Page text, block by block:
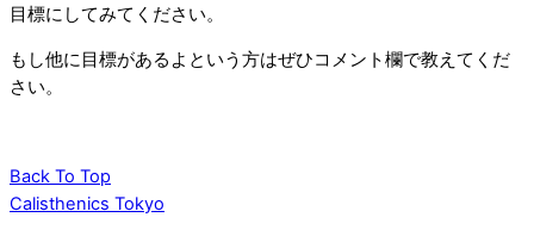
目標にしてみてください。
もし他に目標があるよという方はぜひコメント欄で教えてくだ
さい。
Back To Top
Calisthenics Tokyo